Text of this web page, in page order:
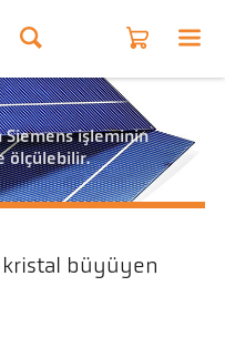
işleminin
ölçülebilir.
kristal büyüyen